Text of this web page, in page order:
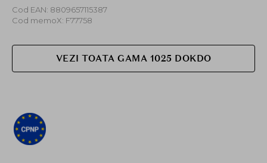
si nu contineacid hialuronic
alternativa excelenta pentru persoanele care opteaza
absoarbe rapid in piele, fara a lasa o pelicula lipicioasa
sau grasa
Dupa curatare, aplicati o cantitate adecvata de toner
pe o discheta de bumbac si treceti-o usor pe toata fata.
Cod EAN: 8809657115387
Cod memoX: F77758
VEZI TOATA GAMA 1025 DOKDO